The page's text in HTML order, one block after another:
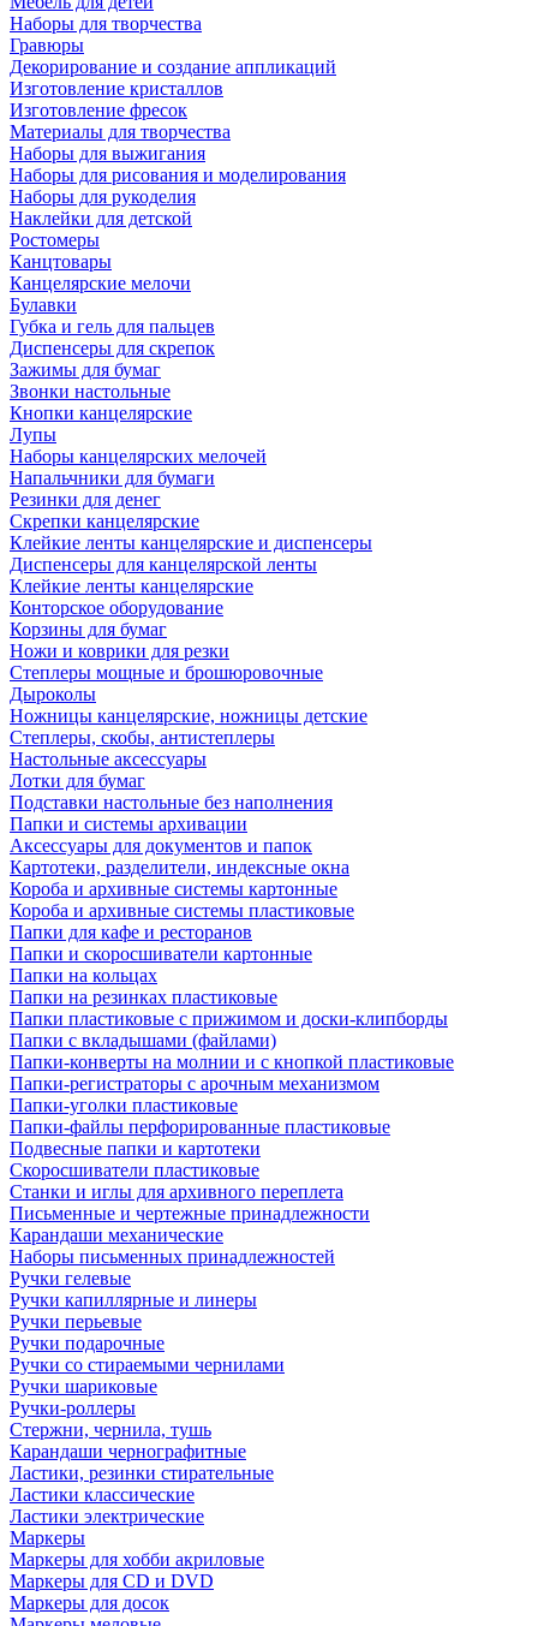
Наборы для творчества
Гравюры
Декорирование и создание аппликаций
Изготовление кристаллов
Изготовление фресок
Материалы для творчества
Наборы для выжигания
Наборы для рисования и моделирования
Наборы для рукоделия
Наклейки для детской
Ростомеры
Канцтовары
Канцелярские мелочи
Булавки
Губка и гель для пальцев
Диспенсеры для скрепок
Зажимы для бумаг
Звонки настольные
Кнопки канцелярские
Лупы
Наборы канцелярских мелочей
Напальчники для бумаги
Резинки для денег
Скрепки канцелярские
Клейкие ленты канцелярские и диспенсеры
Диспенсеры для канцелярской ленты
Клейкие ленты канцелярские
Конторское оборудование
Корзины для бумаг
Ножи и коврики для резки
Степлеры мощные и брошюровочные
Дыроколы
Ножницы канцелярские, ножницы детские
Степлеры, скобы, антистеплеры
Настольные аксессуары
Лотки для бумаг
Подставки настольные без наполнения
Папки и системы архивации
Аксессуары для документов и папок
Картотеки, разделители, индексные окна
Короба и архивные системы картонные
Короба и архивные системы пластиковые
Папки для кафе и ресторанов
Папки и скоросшиватели картонные
Папки на кольцах
Папки на резинках пластиковые
Папки пластиковые с прижимом и доски-клипборды
Папки с вкладышами (файлами)
Папки-конверты на молнии и с кнопкой пластиковые
Папки-регистраторы с арочным механизмом
Папки-уголки пластиковые
Папки-файлы перфорированные пластиковые
Подвесные папки и картотеки
Скоросшиватели пластиковые
Станки и иглы для архивного переплета
Письменные и чертежные принадлежности
Карандаши механические
Наборы письменных принадлежностей
Ручки гелевые
Ручки капиллярные и линеры
Ручки перьевые
Ручки подарочные
Ручки со стираемыми чернилами
Ручки шариковые
Ручки-роллеры
Стержни, чернила, тушь
Карандаши чернографитные
Ластики, резинки стирательные
Ластики классические
Ластики электрические
Маркеры
Маркеры для хобби акриловые
Маркеры для CD и DVD
Маркеры для досок